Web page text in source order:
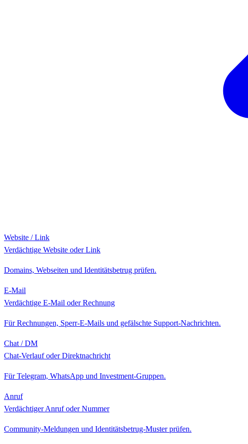
Website / Link
Verdächtige Website oder Link
Domains, Webseiten und Identitätsbetrug prüfen.
E-Mail
Verdächtige E-Mail oder Rechnung
Für Rechnungen, Sperr-E-Mails und gefälschte Support-Nachrichten.
Chat / DM
Chat-Verlauf oder Direktnachricht
Für Telegram, WhatsApp und Investment-Gruppen.
Anruf
Verdächtiger Anruf oder Nummer
Community-Meldungen und Identitätsbetrug-Muster prüfen.